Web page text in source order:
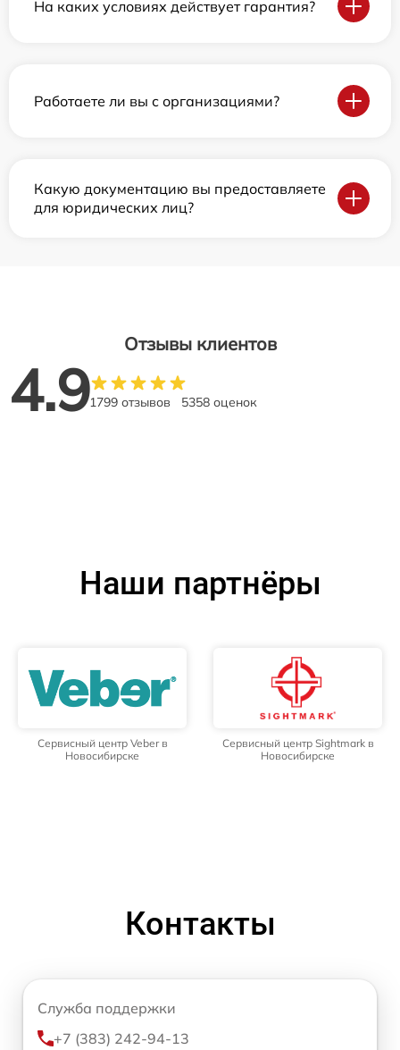
На каких условиях действует гарантия?
Работаете ли вы с организациями?
Какую документацию вы предоставляете
для юридических лиц?
Отзывы клиентов
4.91799 отзывов 5358 оценок
Наши партнёры
Сервисный центр Veber в
Новосибирске
Сервисный центр Sightmark в
Новосибирске
Контакты
Служба поддержки
+7 (383) 242-94-13